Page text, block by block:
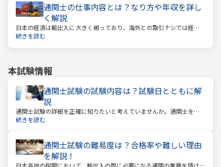
通関士の仕事内容とは？なり方や年収を詳し
く解説
日本の経済は輸出入に大きく頼っており、海外との取引ナシでは経済
は回っていきません。そんな海外との取引で必ず必要になるのが「通
続きを読む
本試験情報
通関士試験の試験内容は？試験日とともに解
説
通関士試験の詳細を正確に知りたいと考えていませんか。通関士を目
指す場合は、まず試験内容や日程を知る必要があります。
続きを読む
通関士試験の難易度は？合格率や難しい理由
を解説！
日本各地の税関において、輸出入の際に必要になる通関の業務を請け